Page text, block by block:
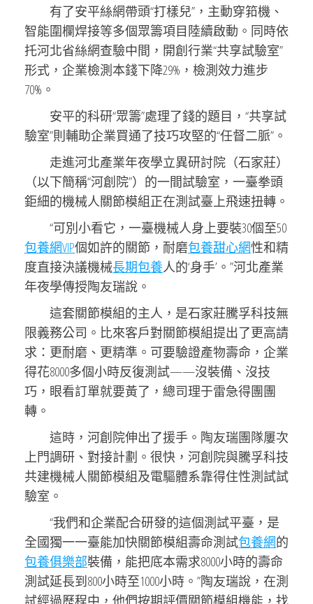
有了安平絲網帶頭“打樣兒”，主動穿筘機、
智能圍欄焊接等多個眾籌項目陸續啟動。同時依
托河北省絲網查驗中間，開創行業“共享試驗室”
形式，企業檢測本錢下降29%，檢測效力進步
70%。
安平的科研“眾籌”處理了錢的題目，“共享試
驗室”則輔助企業買通了技巧攻堅的“任督二脈”。
走進河北產業年夜學立異研討院（石家莊）
（以下簡稱“河創院”）的一間試驗室，一臺拳頭
鉅細的機械人關節模組正在測試臺上飛速扭轉。
“可別小看它，一臺機械人身上要裝30個至50
包養網VIP個如許的關節，耐磨包養甜心網性和精
度直接決議機械長期包養人的‘身手’。”河北產業
年夜學傳授陶友瑞說。
這套關節模組的主人，是石家莊騰孚科技無
限義務公司。比來客戶對關節模組提出了更高請
求：更耐磨、更精準。可要驗證產物壽命，企業
得花8000多個小時反復測試——沒裝備、沒技
巧，眼看訂單就要黃了，總司理于雷急得團團
轉。
這時，河創院伸出了援手。陶友瑞團隊屢次
上門調研、對接計劃。很快，河創院與騰孚科技
共建機械人關節模組及電驅體系靠得住性測試試
驗室。
“我們和企業配合研發的這個測試平臺，是
全國獨一一臺能加快關節模組壽命測試包養網的
包養俱樂部裝備，能把底本需求8000小時的壽命
測試延長到800小時至1000小時。”陶友瑞說，在測
試經過歷程中，他們按期評價關節模組機能，找